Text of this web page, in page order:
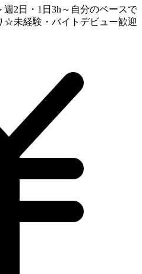
2日・1日3h～自分のペースで
未経験・バイトデビュー歓迎